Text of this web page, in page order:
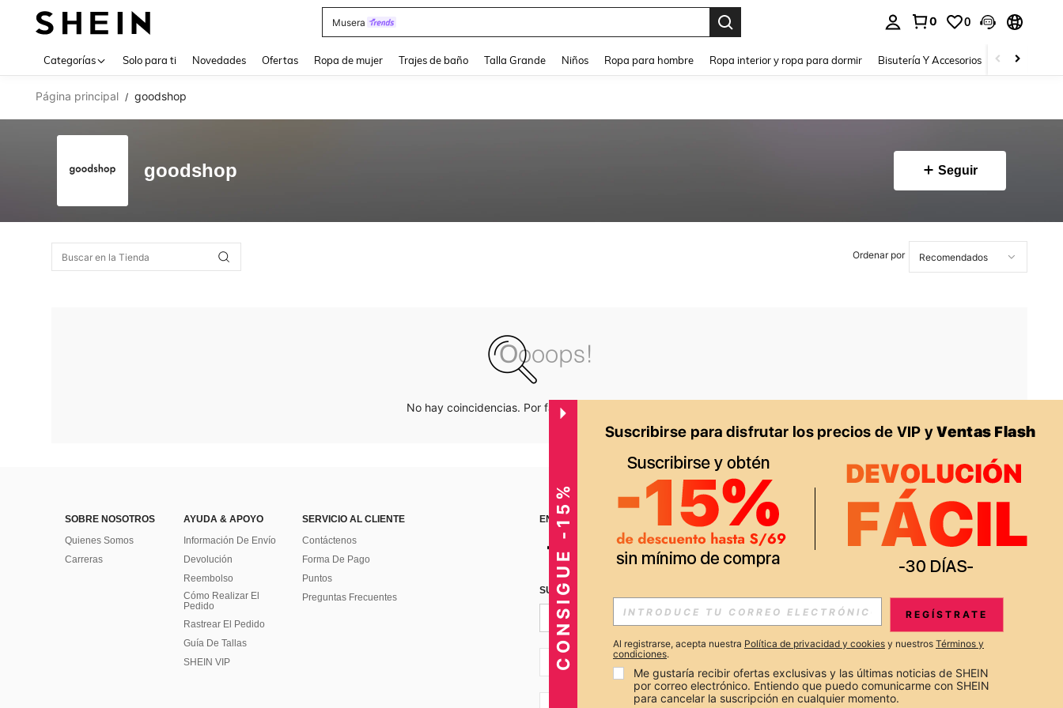
Musera
0 0
Categorías Solo para ti Novedades Ofertas Ropa de mujer Trajes de baño Talla Grande Niños Ropa para hombre Ropa interior y ropa para dormir Bisutería Y Accesorios Zapatos
Página principal / goodshop
goodshop Seguir
Ordenar por
No hay coincidencias. Por favor inténtalo de nuevo.
SOBRE NOSOTROS
Quienes Somos
Carreras
AYUDA & APOYO
Información De Envío
Devolución
Reembolso
Cómo Realizar El
Pedido
Rastrear El Pedido
Guía De Tallas
SHEIN VIP
SERVICIO AL CLIENTE
Contáctenos
Forma De Pago
Puntos
Preguntas Frecuentes
ENCUÉNTRANOS EN APP
SUSCRÍBETE PARA RECIBIR OFERTAS EXCLUSIVAS, PROMOCIONES Y NOTICIAS DE SHEIN
Suscribir
PE + 51
CONSIGUE -15% REGÍSTRATE
Al registrarse, acepta nuestra Política de privacidad y cookies y nuestros Términos y
condiciones.
Me gustaría recibir ofertas exclusivas y las últimas noticias de SHEIN
por correo electrónico. Entiendo que puedo comunicarme con SHEIN
para cancelar la suscripción en cualquier momento.